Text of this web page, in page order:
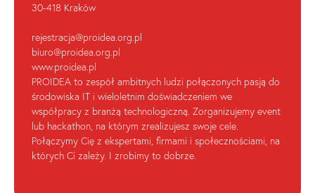
30-418 Kraków
rejestracja@proidea.org.pl
biuro@proidea.org.pl
www.proidea.pl
PROIDEA to zespół ambitnych ludzi połączonych pasją do
środowiska IT i wieloletnim doświadczeniem we
współpracy z branżą technologiczną. Zorganizujemy event
lub hackathon, na którym zrealizujesz swoje cele.
Połączymy Cię z ekspertami, firmami i społecznościami, na
których Ci zależy. I zrobimy to dobrze.